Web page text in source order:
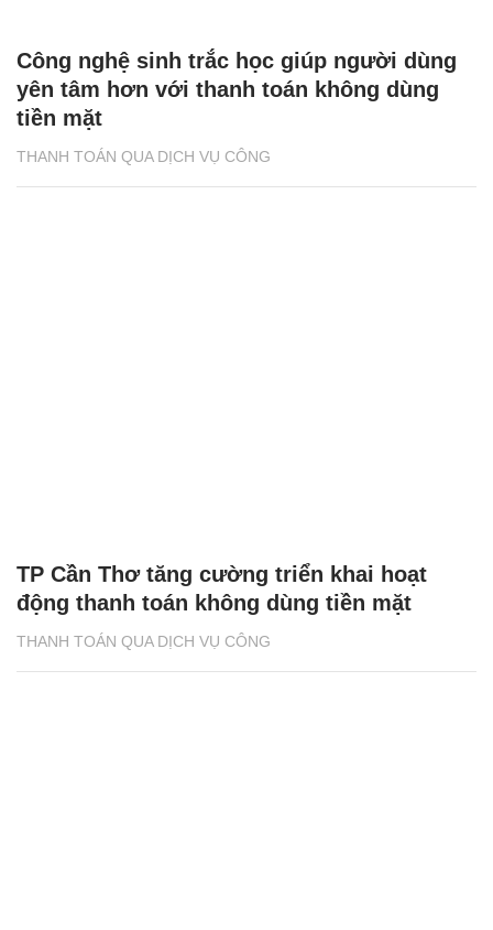
THANH TOÁN QUA DỊCH VỤ CÔNG
Công nghệ sinh trắc học giúp người dùng
yên tâm hơn với thanh toán không dùng
tiền mặt
THANH TOÁN QUA DỊCH VỤ CÔNG
TP Cần Thơ tăng cường triển khai hoạt
động thanh toán không dùng tiền mặt